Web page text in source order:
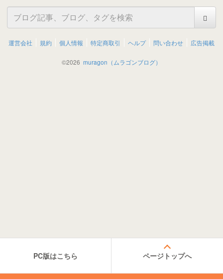
運営会社 規約 個人情報 特定商取引 ヘルプ 問い合わせ 広告掲載
©2026 muragon（ムラゴンブログ）
PC版はこちら ページトップへ